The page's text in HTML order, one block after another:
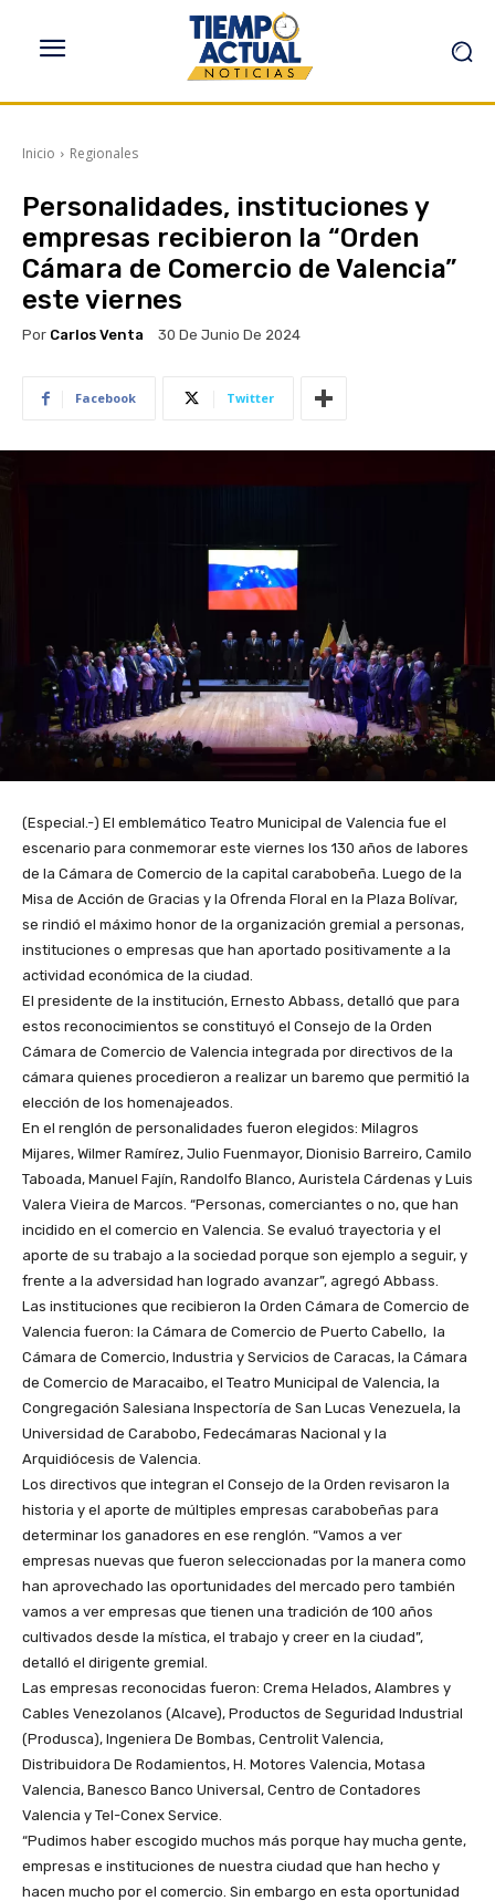
Inicio Regionales
Personalidades, instituciones y
empresas recibieron la “Orden
Cámara de Comercio de Valencia”
este viernes
Por Carlos Venta 30 De Junio De 2024
Facebook Twitter
(Especial.-) El emblemático Teatro Municipal de Valencia fue el
escenario para conmemorar este viernes los 130 años de labores
de la Cámara de Comercio de la capital carabobeña. Luego de la
Misa de Acción de Gracias y la Ofrenda Floral en la Plaza Bolívar,
se rindió el máximo honor de la organización gremial a personas,
instituciones o empresas que han aportado positivamente a la
actividad económica de la ciudad.
El presidente de la institución, Ernesto Abbass, detalló que para
estos reconocimientos se constituyó el Consejo de la Orden
Cámara de Comercio de Valencia integrada por directivos de la
cámara quienes procedieron a realizar un baremo que permitió la
elección de los homenajeados.
En el renglón de personalidades fueron elegidos: Milagros
Mijares, Wilmer Ramírez, Julio Fuenmayor, Dionisio Barreiro, Camilo
Taboada, Manuel Fajín, Randolfo Blanco, Auristela Cárdenas y Luis
Valera Vieira de Marcos. “Personas, comerciantes o no, que han
incidido en el comercio en Valencia. Se evaluó trayectoria y el
aporte de su trabajo a la sociedad porque son ejemplo a seguir, y
frente a la adversidad han logrado avanzar”, agregó Abbass.
Las instituciones que recibieron la Orden Cámara de Comercio de
Valencia fueron: la Cámara de Comercio de Puerto Cabello, la
Cámara de Comercio, Industria y Servicios de Caracas, la Cámara
de Comercio de Maracaibo, el Teatro Municipal de Valencia, la
Congregación Salesiana Inspectoría de San Lucas Venezuela, la
Universidad de Carabobo, Fedecámaras Nacional y la
Arquidiócesis de Valencia.
Los directivos que integran el Consejo de la Orden revisaron la
historia y el aporte de múltiples empresas carabobeñas para
determinar los ganadores en ese renglón. “Vamos a ver
empresas nuevas que fueron seleccionadas por la manera como
han aprovechado las oportunidades del mercado pero también
vamos a ver empresas que tienen una tradición de 100 años
cultivados desde la mística, el trabajo y creer en la ciudad”,
detalló el dirigente gremial.
Las empresas reconocidas fueron: Crema Helados, Alambres y
Cables Venezolanos (Alcave), Productos de Seguridad Industrial
(Produsca), Ingeniera De Bombas, Centrolit Valencia,
Distribuidora De Rodamientos, H. Motores Valencia, Motasa
Valencia, Banesco Banco Universal, Centro de Contadores
Valencia y Tel-Conex Service.
“Pudimos haber escogido muchos más porque hay mucha gente,
empresas e instituciones de nuestra ciudad que han hecho y
hacen mucho por el comercio. Sin embargo en esta oportunidad